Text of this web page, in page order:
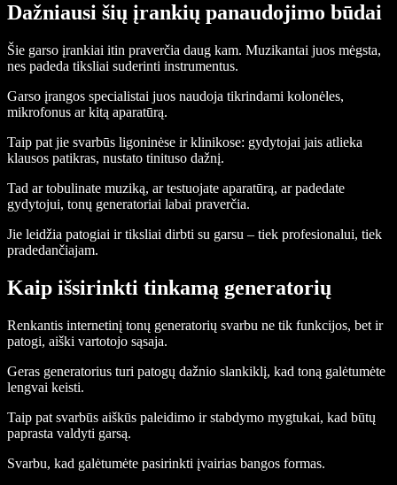
Dažniausi šių įrankių panaudojimo būdai
Šie garso įrankiai itin praverčia daug kam. Muzikantai juos mėgsta,
nes padeda tiksliai suderinti instrumentus.
Garso įrangos specialistai juos naudoja tikrindami kolonėles,
mikrofonus ar kitą aparatūrą.
Taip pat jie svarbūs ligoninėse ir klinikose: gydytojai jais atlieka
klausos patikras, nustato tinituso dažnį.
Tad ar tobulinate muziką, ar testuojate aparatūrą, ar padedate
gydytojui, tonų generatoriai labai praverčia.
Jie leidžia patogiai ir tiksliai dirbti su garsu – tiek profesionalui, tiek
pradedančiajam.
Kaip išsirinkti tinkamą generatorių
Renkantis internetinį tonų generatorių svarbu ne tik funkcijos, bet ir
patogi, aiški vartotojo sąsaja.
Geras generatorius turi patogų dažnio slankiklį, kad toną galėtumėte
lengvai keisti.
Taip pat svarbūs aiškūs paleidimo ir stabdymo mygtukai, kad būtų
paprasta valdyti garsą.
Svarbu, kad galėtumėte pasirinkti įvairias bangos formas.